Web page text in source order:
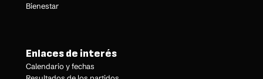
Bienestar
Enlaces de interés
Calendario y fechas